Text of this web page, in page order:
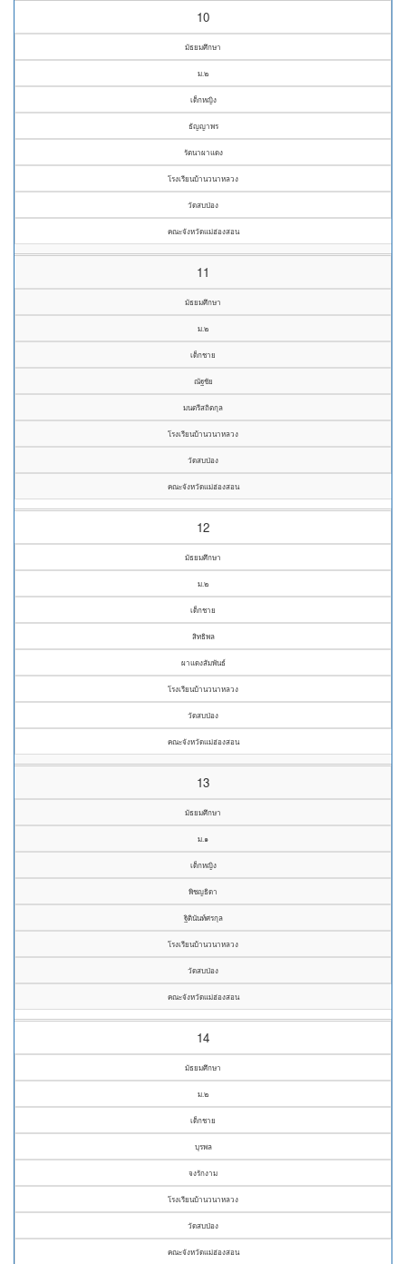
10
มัธยมศึกษา
ม.๒
เด็กหญิง
ธัญญาพร
รัตนาผาแดง
โรงเรียนบ้านวนาหลวง
วัดสบป่อง
คณะจังหวัดแม่ฮ่องสอน
11
มัธยมศึกษา
ม.๒
เด็กชาย
ณัฐชัย
มนตรีสถิตกุล
โรงเรียนบ้านวนาหลวง
วัดสบป่อง
คณะจังหวัดแม่ฮ่องสอน
12
มัธยมศึกษา
ม.๒
เด็กชาย
สิทธิพล
ผาแดงสัมพันธ์
โรงเรียนบ้านวนาหลวง
วัดสบป่อง
คณะจังหวัดแม่ฮ่องสอน
13
มัธยมศึกษา
ม.๑
เด็กหญิง
พิชญธิดา
ฐิตินันท์ศรกุล
โรงเรียนบ้านวนาหลวง
วัดสบป่อง
คณะจังหวัดแม่ฮ่องสอน
14
มัธยมศึกษา
ม.๒
เด็กชาย
บุรพล
จงรักงาม
โรงเรียนบ้านวนาหลวง
วัดสบป่อง
คณะจังหวัดแม่ฮ่องสอน